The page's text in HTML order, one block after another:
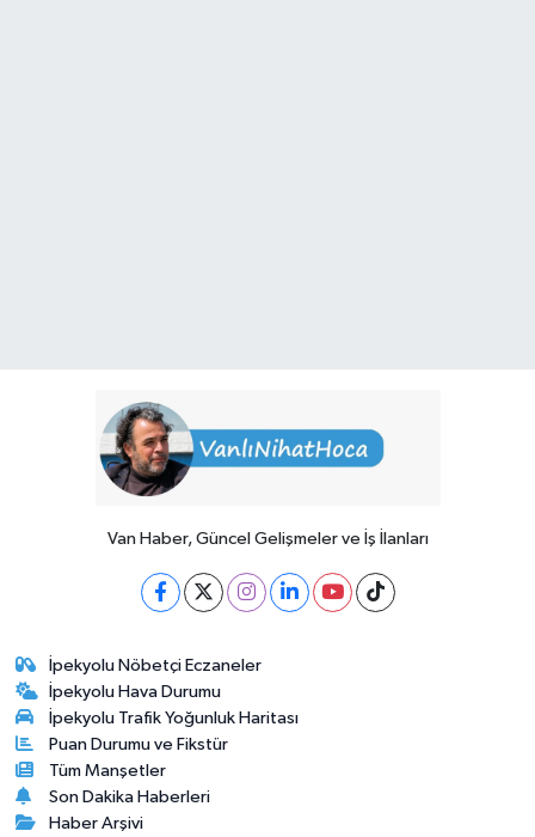
Van Haber, Güncel Gelişmeler ve İş İlanları
İpekyolu Nöbetçi Eczaneler
İpekyolu Hava Durumu
İpekyolu Trafik Yoğunluk Haritası
Puan Durumu ve Fikstür
Tüm Manşetler
Son Dakika Haberleri
Haber Arşivi